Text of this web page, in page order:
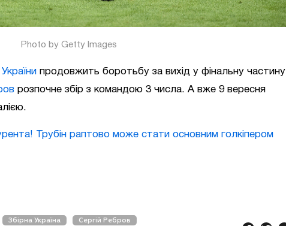
Photo by Getty Images
продовжить боротьбу за вихід у фінальну частину
розпочне збір з командою 3 числа. А вже 9 вересня
Трубін раптово може стати основним голкіпером
Збірна Україна Сергій Ребров